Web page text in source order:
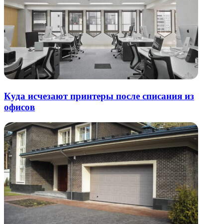
Куда исчезают принтеры после списания из
офисов